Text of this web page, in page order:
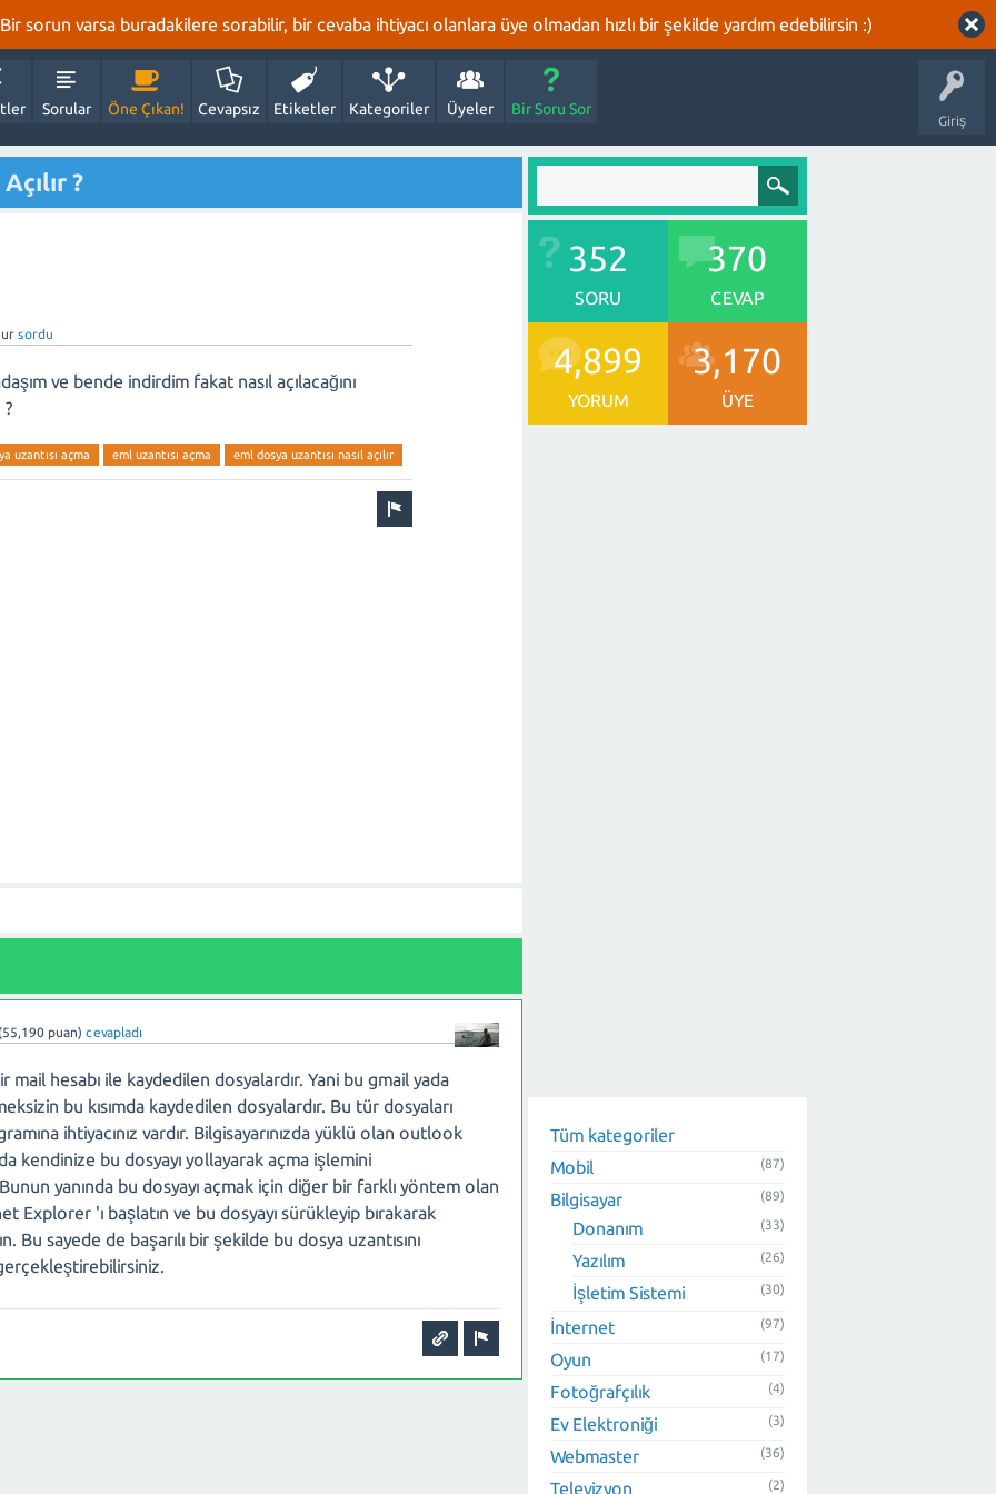
sorun varsa buradakilere sorabilir, bir cevaba ihtiyacı olanlara üye olmadan hızlı bir şekilde yardım edebilirsin :)
Giriş
Sorular Öne Çıkan! Cevapsız Etiketler Kategoriler Üyeler Bir Soru Sor
?
sordu
ve bende indirdim fakat nasıl açılacağını
uzantısı açma eml uzantısı açma eml dosya uzantısı nasıl açılır
(55,190puan) cevapladı
mail hesabı ile kaydedilen dosyalardır. Yani bu gmail yada
bu kısımda kaydedilen dosyalardır. Bu tür dosyaları
ihtiyacınız vardır. Bilgisayarınızda yüklü olan outlook
kendinize bu dosyayı yollayarak açma işlemini
yanında bu dosyayı açmak için diğer bir farklı yöntem olan
Explorer 'ı başlatın ve bu dosyayı sürükleyip bırakarak
Bu sayede de başarılı bir şekilde bu dosya uzantısını
352
SORU
370
CEVAP
4,899
YORUM
3,170
ÜYE
Tüm kategoriler
Mobil
(87)
Bilgisayar (89)
Donanım (33)
Yazılım (26)
İşletim Sistemi (30)
İnternet (97)
Oyun (17)
Fotoğrafçılık (4)
Ev Elektroniği (3)
Webmaster (36)
Televizyon (2)